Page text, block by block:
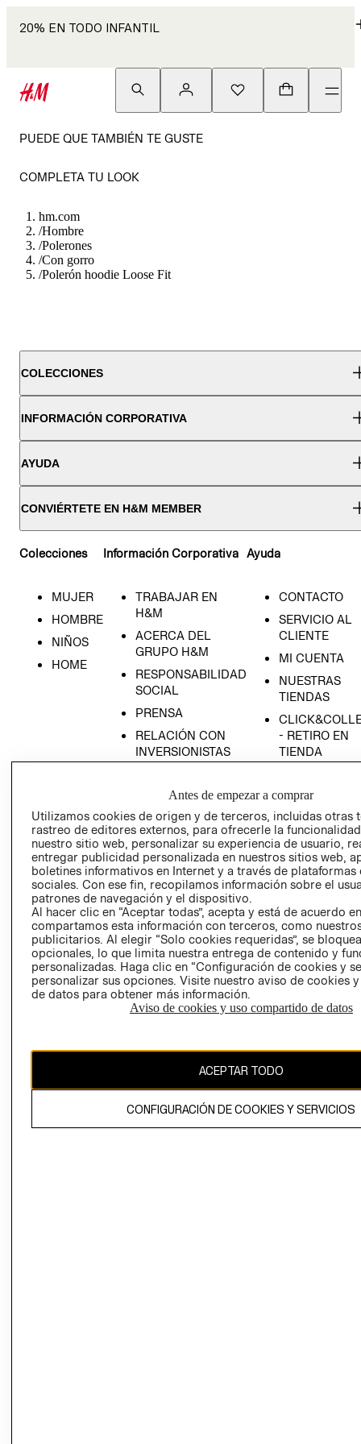
20% EN TODO INFANTIL
PUEDE QUE TAMBIÉN TE GUSTE
COMPLETA TU LOOK
hm.com
/Hombre
/Polerones
/Con gorro
/Polerón hoodie Loose Fit
COLECCIONES
INFORMACIÓN CORPORATIVA
AYUDA
CONVIÉRTETE EN H&M MEMBER
Colecciones
MUJER
HOMBRE
NIÑOS
HOME
Información Corporativa
TRABAJAR EN
H&M
ACERCA DEL
GRUPO H&M
RESPONSABILIDAD
SOCIAL
PRENSA
RELACIÓN CON
INVERSIONISTAS
EMPRESARIAL
Ayuda
CONTACTO
SERVICIO AL
CLIENTE
MI CUENTA
NUESTRAS
TIENDAS
- RETIRO EN
TIENDA
CONDICIONES
AVISO DE
PRIVACIDAD
GIFT CARD
AVISO DE
COOKIES
Chile ($)
El contenido de esta página web está protegido por copyright y es
propiedad de H&M Hennes & Mauritz AB.
Antes de empezar a comprar
Utilizamos cookies de origen y de terceros, incluidas otras
rastreo de editores externos, para ofrecerle la
nuestro sitio web, personalizar su experiencia de usuario,
entregar publicidad personalizada en nuestros sitios web,
boletines informativos en Internet y a través de plataformas
sociales. Con ese fin, recopilamos información sobre el
patrones de navegación y el dispositivo.
Al hacer clic en “Aceptar todas”, acepta y está de acuerdo
compartamos esta información con terceros, como
publicitarios. Al elegir “Solo cookies requeridas”, se
opcionales, lo que limita nuestra entrega de contenido y
personalizadas. Haga clic en “Configuración de cookies y
personalizar sus opciones. Visite nuestro aviso de cookies
de datos para obtener más información.
Aviso de cookies y uso compartido de datos
ACEPTAR TODO
CONFIGURACIÓN DE COOKIES Y SERVICIOS